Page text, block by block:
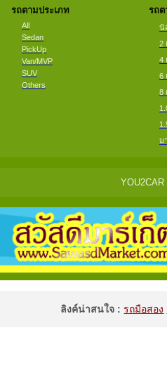
รถตามประเภท
All
Sedan
PickUp
Van/MVP
SUV
Others
รถต
น้
2
4
6
8
ม
ลิงค์น่าสนใจ :รถมือสอง